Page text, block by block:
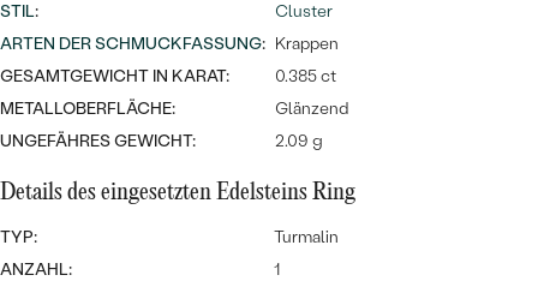
STIL:
Cluster
ARTEN DER SCHMUCKFASSUNG: Krappen
GESAMTGEWICHT IN KARAT:
0.385 ct
METALLOBERFLÄCHE:
Glänzend
UNGEFÄHRES GEWICHT:
2.09 g
Details des eingesetzten Edelsteins Ring
TYP:
Turmalin
ANZAHL:
1